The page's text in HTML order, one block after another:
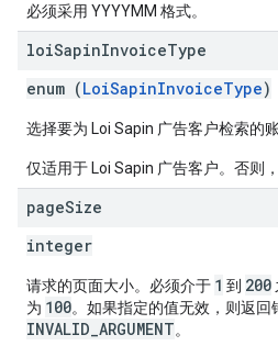
必须采用 YYYYMM 格式。
loiSapinInvoiceType
enum (LoiSapinInvoiceType)
选择要为 Loi Sapin 广告客户检索的账
仅适用于 Loi Sapin 广告客户。否则
pageSize
integer
请求的页面大小。必须介于 1 到 200
为 100。如果指定的值无效，则返回
INVALID_ARGUMENT。